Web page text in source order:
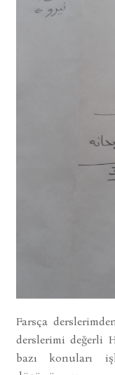
Farsça
derslerimi değerli
bazı konuları